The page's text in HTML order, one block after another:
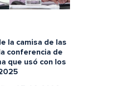
la camisa de las
conferencia de
que usó con los